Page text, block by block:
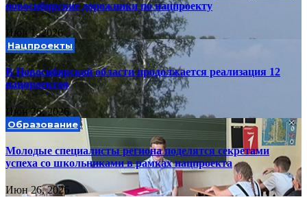
новосибирские дорожники по нацпроекту
Июл 1, 2026
Нацпроекты
В Новосибирской области продолжается реализация 12
нацпроектов
Июн 26, 2026
Образование
Молодые специалисты региона поделятся секретами
успеха со школьниками в рамках нацпроекта
Июн 26, 2026